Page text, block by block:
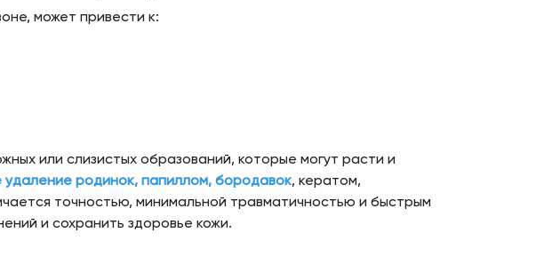
может привести к:
или слизистых образований, которые могут расти и
удаление родинок, папиллом, бородавок, кератом,
точностью, минимальной травматичностью и быстрым
и сохранить здоровье кожи.